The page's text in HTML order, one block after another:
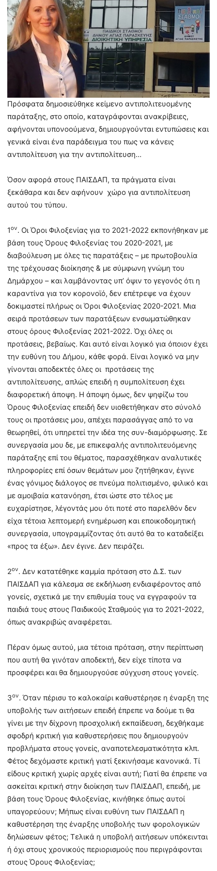
Πρόσφατα δημοσιεύθηκε κείμενο αντιπολιτευομένης
παράταξης, στο οποίο, καταγράφονται ανακρίβειες,
αφήνονται υπονοούμενα, δημιουργούνται εντυπώσεις και
γενικά είναι ένα παράδειγμα του πως να κάνεις
αντιπολίτευση για την αντιπολίτευση…
Όσον αφορά στους ΠΑΙΣΔΑΠ, τα πράγματα είναι
ξεκάθαρα και δεν αφήνουν χώρο για αντιπολίτευση
αυτού του τύπου.
1ον. Οι Όροι Φιλοξενίας για το 2021-2022 εκπονήθηκαν με
βάση τους Όρους Φιλοξενίας του 2020-2021, με
διαβούλευση με όλες τις παρατάξεις – με πρωτοβουλία
της τρέχουσας διοίκησης & με σύμφωνη γνώμη του
Δημάρχου – και λαμβάνοντας υπ’ όψιν το γεγονός ότι η
καραντίνα για τον κορονοϊό, δεν επέτρεψε να έχουν
δοκιμαστεί πλήρως οι Όροι Φιλοξενίας 2020-2021. Μια
σειρά προτάσεων των παρατάξεων ενσωματώθηκαν
στους όρους Φιλοξενίας 2021-2022. Όχι όλες οι
προτάσεις, βεβαίως. Και αυτό είναι λογικό για όποιον έχει
την ευθύνη του Δήμου, κάθε φορά. Είναι λογικό να μην
γίνονται αποδεκτές όλες οι προτάσεις της
αντιπολίτευσης, απλώς επειδή η συμπολίτευση έχει
διαφορετική άποψη. Η άποψη όμως, δεν ψηφίζω του
Όρους Φιλοξενίας επειδή δεν υιοθετήθηκαν στο σύνολό
τους οι προτάσεις μου, απέχει παρασάγγας από το να
θεωρηθεί, ότι υπηρετεί την ιδέα της συν-διαμόρφωσης. Σε
συνεργασία μου δε, με επικεφαλής αντιπολιτευόμενης
παράταξης επί του θέματος, παρασχέθηκαν αναλυτικές
πληροφορίες επί όσων θεμάτων μου ζητήθηκαν, έγινε
ένας γόνιμος διάλογος σε πνεύμα πολιτισμένο, φιλικό και
με αμοιβαία κατανόηση, έτσι ώστε στο τέλος με
ευχαρίστησε, λέγοντάς μου ότι ποτέ στο παρελθόν δεν
είχα τέτοια λεπτομερή ενημέρωση και εποικοδομητική
συνεργασία, υπογραμμίζοντας ότι αυτό θα το καταδείξει
«προς τα έξω». Δεν έγινε. Δεν πειράζει.
2ον. Δεν κατατέθηκε καμμία πρόταση στο Δ.Σ. των
ΠΑΙΣΔΑΠ για κάλεσμα σε εκδήλωση ενδιαφέροντος από
γονείς, σχετικά με την επιθυμία τους να εγγραφούν τα
παιδιά τους στους Παιδικούς Σταθμούς για το 2021-2022,
όπως ανακριβώς αναφέρεται.
Πέραν όμως αυτού, μια τέτοια πρόταση, στην περίπτωση
που αυτή θα γινόταν αποδεκτή, δεν είχε τίποτα να
προσφέρει και θα δημιουργούσε σύγχυση στους γονείς.
3ον. Όταν πέρισυ το καλοκαίρι καθυστέρησε η έναρξη της
υποβολής των αιτήσεων επειδή έπρεπε να δούμε τι θα
γίνει με την δίχρονη προσχολική εκπαίδευση, δεχθήκαμε
σφοδρή κριτική για καθυστερήσεις που δημιουργούν
προβλήματα στους γονείς, αναποτελεσματικότητα κλπ.
Φέτος δεχόμαστε κριτική γιατί ξεκινήσαμε κανονικά. Τί
είδους κριτική χωρίς αρχές είναι αυτή; Γιατί θα έπρεπε να
ασκείται κριτική στην διοίκηση των ΠΑΙΣΔΑΠ, επειδή, με
βάση τους Όρους Φιλοξενίας, κινήθηκε όπως αυτοί
υπαγορεύουν; Μήπως είναι ευθύνη των ΠΑΙΣΔΑΠ η
καθυστέρηση της έναρξης υποβολής των φορολογικών
δηλώσεων φέτος; Τελικά η υποβολή αιτήσεων υπόκεινται
ή όχι στους χρονικούς περιορισμούς που περιγράφονται
στους Όρους Φιλοξενίας;